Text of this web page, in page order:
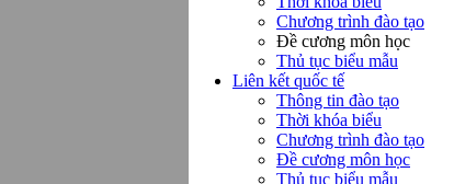
Chương trình đào tạo
Đề cương môn học
Thủ tục biểu mẫu
Liên kết quốc tế
Thông tin đào tạo
Thời khóa biểu
Chương trình đào tạo
Đề cương môn học
Thủ tục biểu mẫu